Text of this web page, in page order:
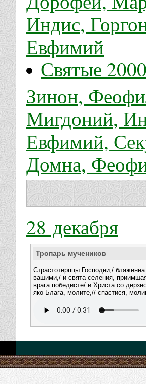
Индис,
Евфимий
Святые
Зинон,
Мигдоний,
Евфимий,
Домна,
28 декабря
Тропарь мучеников
Страстотерпцы Господни,/
вашими,/ и свята селения,
врага победисте/ и Христа со
яко Блага, молите,// спастися,